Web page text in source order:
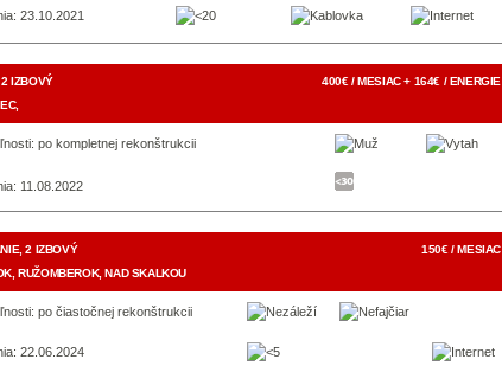
23.10.2021
IZBOVÝ
400€ / MESIAC + 164€ / ENERGIE
po kompletnej rekonštrukcii
11.08.2022
2 IZBOVÝ
RUŽOMBEROK, NAD SKALKOU
150€ / MESIAC
po čiastočnej rekonštrukcii
22.06.2024